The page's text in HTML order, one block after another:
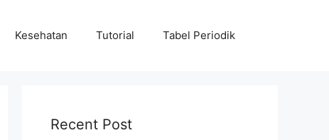
Kesehatan Tutorial Tabel Periodik
Recent Post